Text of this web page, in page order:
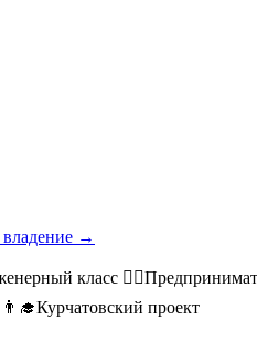
владение →
класс
проект